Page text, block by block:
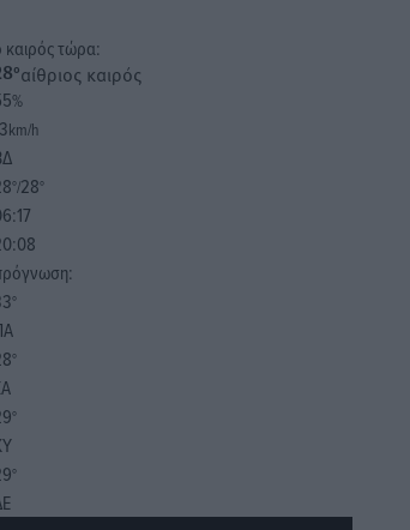
καιρός τώρα:
°αίθριος καιρός
%
km/h
°/28°
°
°
°
°